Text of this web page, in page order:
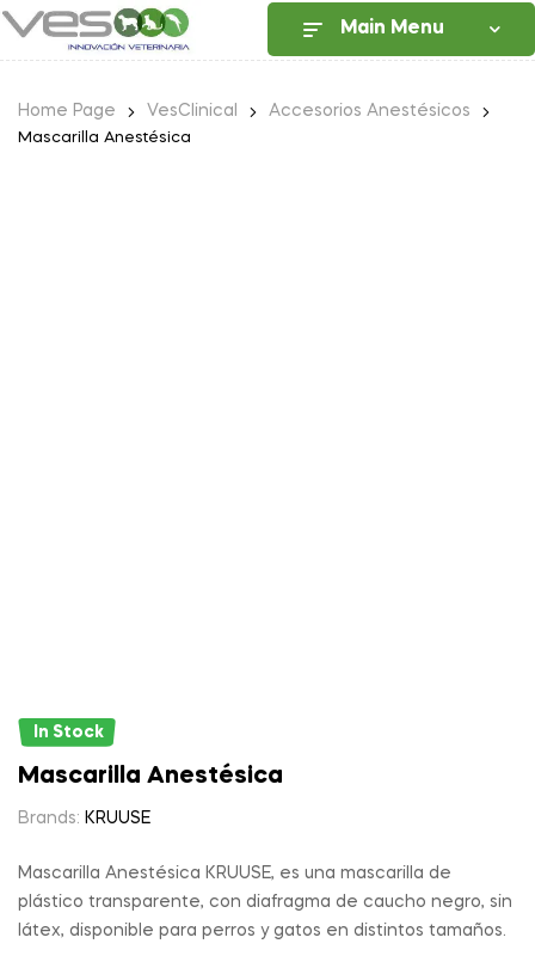
Main Menu
Home Page VesClinical Accesorios Anestésicos
Mascarilla Anestésica
In Stock
Mascarilla Anestésica
Brands: KRUUSE
Mascarilla Anestésica KRUUSE, es una mascarilla de
plástico transparente, con diafragma de caucho negro, sin
látex, disponible para perros y gatos en distintos tamaños.